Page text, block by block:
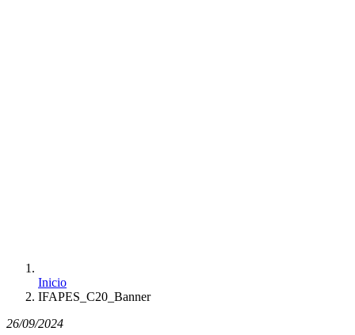
Inicio
IFAPES_C20_Banner
26/09/2024